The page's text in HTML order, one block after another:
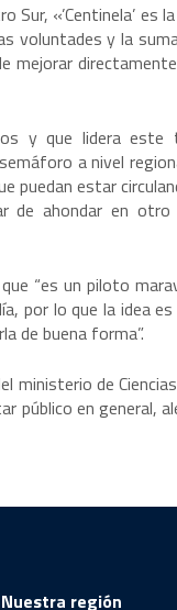
«’Centinela’ es
voluntades y la
mejorar
y que lidera este
a nivel
estar
ahondar en
“es un piloto
por lo que la idea
de buena forma”.
ministerio de
público en general,
Nuestra región